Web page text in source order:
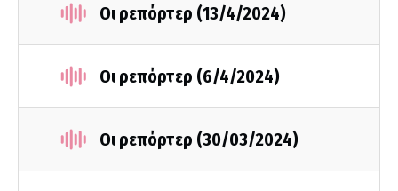
Οι ρεπόρτερ (13/4/2024)
Οι ρεπόρτερ (6/4/2024)
Οι ρεπόρτερ (30/03/2024)